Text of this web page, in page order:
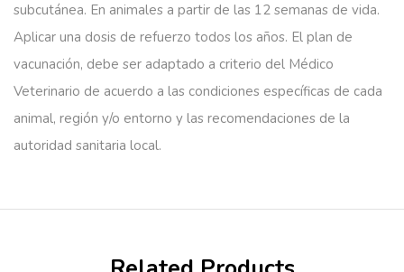
subcutánea. En animales a partir de las 12 semanas de vida.
Aplicar una dosis de refuerzo todos los años. El plan de
vacunación, debe ser adaptado a criterio del Médico
Veterinario de acuerdo a las condiciones específicas de cada
animal, región y/o entorno y las recomendaciones de la
autoridad sanitaria local.